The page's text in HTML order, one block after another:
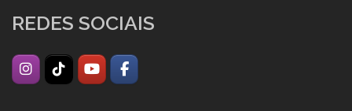
REDES SOCIAIS